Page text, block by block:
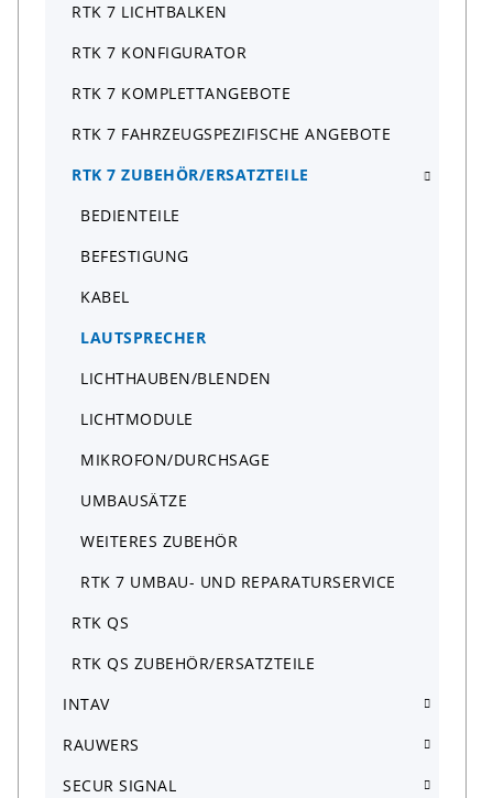
RTK 7 LICHTBALKEN
RTK 7 KONFIGURATOR
RTK 7 KOMPLETTANGEBOTE
RTK 7 FAHRZEUGSPEZIFISCHE ANGEBOTE
RTK 7 ZUBEHÖR/ERSATZTEILE
BEDIENTEILE
BEFESTIGUNG
KABEL
LAUTSPRECHER
LICHTHAUBEN/BLENDEN
LICHTMODULE
MIKROFON/DURCHSAGE
UMBAUSÄTZE
WEITERES ZUBEHÖR
RTK 7 UMBAU- UND REPARATURSERVICE
RTK QS
RTK QS ZUBEHÖR/ERSATZTEILE
INTAV
RAUWERS
SECUR SIGNAL